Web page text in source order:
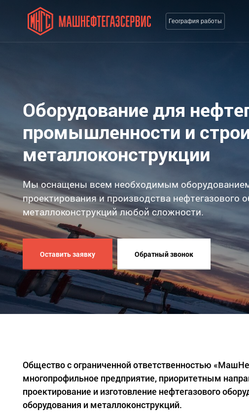
География работы
Оборудование для
промышленности и
металлоконструкции
Мы оснащены всем необходимым
проектирования и производства нефтегазового
металлоконструкций любой сложности.
Оставить заявку Обратный звонок
Общество с ограниченной ответственностью
многопрофильное предприятие, приоритетным
проектирование и изготовление нефтегазового
оборудования и металлоконструкций.